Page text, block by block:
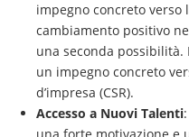
impegno concreto
cambiamento positivo
una seconda possibilità.
un impegno concreto
d’impresa (CSR).
Accesso a Nuovi Talenti